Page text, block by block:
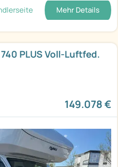
Mehr Details
740 PLUS Voll-Luftfed.
149.078 €